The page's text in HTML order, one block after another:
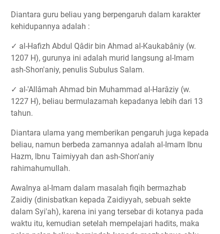
Diantara guru beliau yang berpengaruh dalam karakter
kehidupannya adalah :
✓ al-Hafizh Abdul Qâdir bin Ahmad al-Kaukabâniy (w.
1207 H), gurunya ini adalah murid langsung al-Imam
ash-Shon'aniy, penulis Subulus Salam.
✓ al-'Allâmah Ahmad bin Muhammad al-Harâziy (w.
1227 H), beliau bermulazamah kepadanya lebih dari 13
tahun.
Diantara ulama yang memberikan pengaruh juga kepada
beliau, namun berbeda zamannya adalah al-Imam Ibnu
Hazm, Ibnu Taimiyyah dan ash-Shon'aniy
rahimahumullah.
Awalnya al-Imam dalam masalah fiqih bermazhab
Zaidiy (dinisbatkan kepada Zaidiyyah, sebuah sekte
dalam Syi'ah), karena ini yang tersebar di kotanya pada
waktu itu, kemudian setelah mempelajari hadits, maka